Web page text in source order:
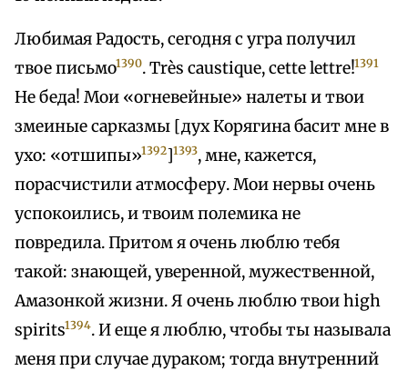
Любимая Радость, сегодня с угра получил
твое письмо1390. Très caustique, cette lettre!1391
He беда! Мои «огневейные» налеты и твои
змеиные сарказмы [дух Корягина басит мне в
ухо: «отшипы»1392]1393, мне, кажется,
порасчистили атмосферу. Мои нервы очень
успокоились, и твоим полемика не
повредила. Притом я очень люблю тебя
такой: знающей, уверенной, мужественной,
Амазонкой жизни. Я очень люблю твои high
spirits1394. И еще я люблю, чтобы ты называла
меня при случае дураком; тогда внутренний